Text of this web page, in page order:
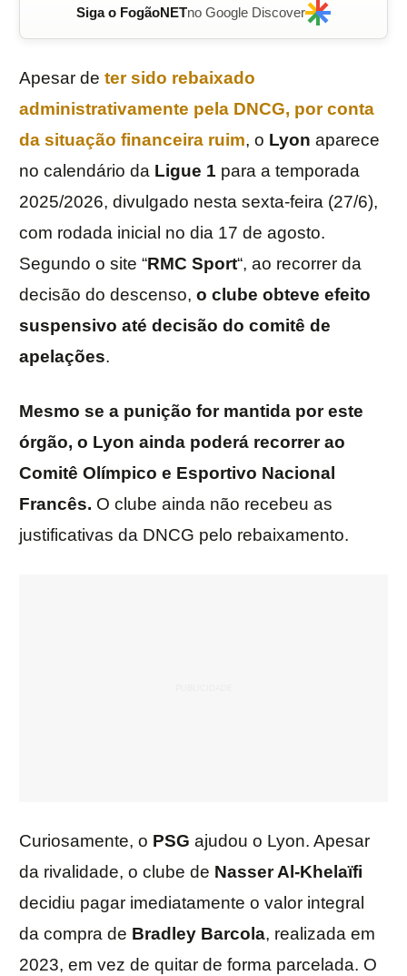
Siga o FogãoNETno Google Discover
Apesar de ter sido rebaixado
administrativamente pela DNCG, por conta
da situação financeira ruim, o Lyon aparece
no calendário da Ligue 1 para a temporada
2025/2026, divulgado nesta sexta-feira (27/6),
com rodada inicial no dia 17 de agosto.
Segundo o site “RMC Sport“, ao recorrer da
decisão do descenso, o clube obteve efeito
suspensivo até decisão do comitê de
apelações.
Mesmo se a punição for mantida por este
órgão, o Lyon ainda poderá recorrer ao
Comitê Olímpico e Esportivo Nacional
Francês. O clube ainda não recebeu as
justificativas da DNCG pelo rebaixamento.
Curiosamente, o PSG ajudou o Lyon. Apesar
da rivalidade, o clube de Nasser Al-Khelaïfi
decidiu pagar imediatamente o valor integral
da compra de Bradley Barcola, realizada em
2023, em vez de quitar de forma parcelada. O